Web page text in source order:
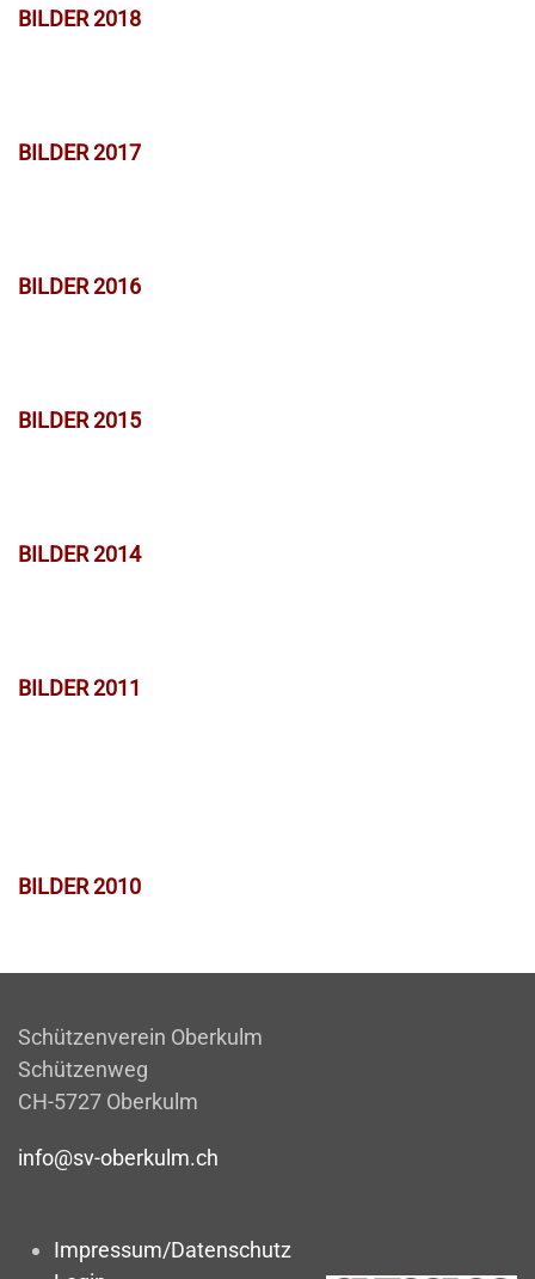
BILDER 2018
BILDER 2017
BILDER 2016
BILDER 2015
BILDER 2014
BILDER 2011
BILDER 2010
Schützenverein Oberkulm
Schützenweg
CH-5727 Oberkulm
info@sv-oberkulm.ch
Impressum/Datenschutz